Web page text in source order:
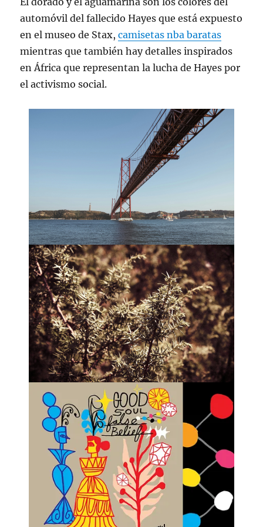
automóvil del fallecido Hayes que está expuesto
en el museo de Stax,camisetas nba baratas
mientras que también hay detalles inspirados
en África que representan la lucha de Hayes por
el activismo social.